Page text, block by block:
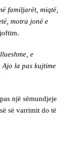
familjarët, miqtë,
motra jonë e
e
Ajo la pas kujtime
një sëmundjeje
së varrimit do të